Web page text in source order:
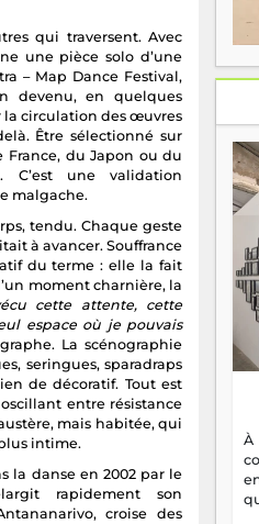
qui traversent. Avec
une pièce solo d’une
– Map Dance Festival,
devenu, en quelques
circulation des œuvres
Être sélectionné sur
France, du Japon ou du
C’est une validation
malgache.
tendu. Chaque geste
à avancer. Souffrance
du terme : elle la fait
moment charnière, la
cette attente, cette
espace où je pouvais
La scénographie
seringues, sparadraps
de décoratif. Tout est
entre résistance
mais habitée, qui
intime.
la danse en 2002 par le
rapidement son
croise des